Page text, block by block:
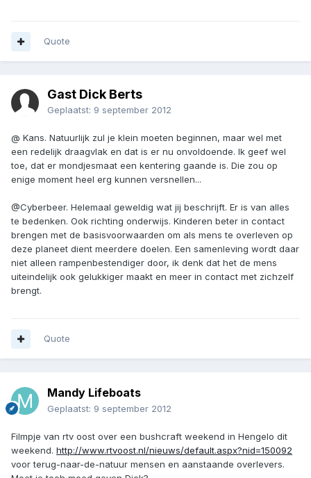
Quote
Gast Dick Berts
Geplaatst: 9 september 2012
@ Kans. Natuurlijk zul je klein moeten beginnen, maar wel met
een redelijk draagvlak en dat is er nu onvoldoende. Ik geef wel
toe, dat er mondjesmaat een kentering gaande is. Die zou op
enige moment heel erg kunnen versnellen...
@Cyberbeer. Helemaal geweldig wat jij beschrijft. Er is van alles
te bedenken. Ook richting onderwijs. Kinderen beter in contact
brengen met de basisvoorwaarden om als mens te overleven op
deze planeet dient meerdere doelen. Een samenleving wordt daar
niet alleen rampenbestendiger door, ik denk dat het de mens
uiteindelijk ook gelukkiger maakt en meer in contact met zichzelf
brengt.
Quote
Mandy Lifeboats
Geplaatst: 9 september 2012
Filmpje van rtv oost over een bushcraft weekend in Hengelo dit
weekend. http://www.rtvoost.nl/nieuws/default.aspx?nid=150092
voor terug-naar-de-natuur mensen en aanstaande overlevers.